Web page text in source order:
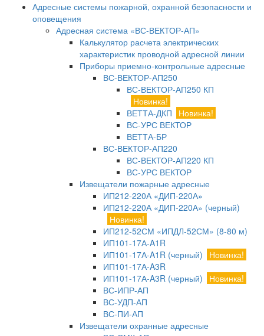
Адресные системы пожарной, охранной безопасности и
оповещения
Адресная система «ВС-ВЕКТОР-АП»
Калькулятор расчета электрических
характеристик проводной адресной линии
Приборы приемно-контрольные адресные
ВС-ВЕКТОР-АП250
ВС-ВЕКТОР-АП250 КП
Новинка!
ВЕТТА-ДКП
Новинка!
ВС-УРС ВЕКТОР
ВЕТТА-БР
ВС-ВЕКТОР-АП220
ВС-ВЕКТОР-АП220 КП
ВС-УРС ВЕКТОР
Извещатели пожарные адресные
ИП212-220А «ДИП-220А»
ИП212-220А «ДИП-220А» (черный)
Новинка!
ИП212-52СМ «ИПДЛ-52СМ» (8-80 м)
ИП101-17А-A1R
ИП101-17А-A1R (черный)
Новинка!
ИП101-17А-A3R
ИП101-17А-A3R (черный)
Новинка!
ВС-ИПР-АП
ВС-УДП-АП
ВС-ПИ-АП
Извещатели охранные адресные